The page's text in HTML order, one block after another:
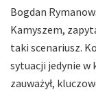
Bogdan
Kamyszem,
taki scenariusz.
sytuacji jedynie w
zauważył,